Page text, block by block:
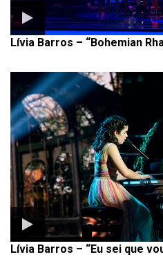
Lívia Barros – “Bohemian
Lívia Barros – “Eu sei que